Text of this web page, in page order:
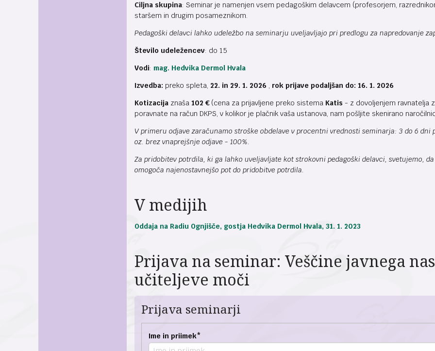
Ciljna skupina: Seminar je namenjen vsem pedagoškim delavcem (profesorjem,
staršem in drugim posameznikom.
Pedagoški delavci lahko udeležbo na seminarju uveljavljajo pri predlogu za napredovanje
Število udeležencev: do 15
Vodi: mag. Hedvika Dermol Hvala
Izvedba: preko spleta, 22. in 29. 1. 2026 , rok prijave podaljšan do: 16. 1. 2026
Kotizacija znaša102€(cena za prijavljene preko sistema Katis- z dovoljenjem ravnatelja
poravnate na račun DKPS, v kolikor je plačnik vaša ustanova, nam pošljite skenirano
V primeru odjave zaračunamo stroške obdelave v procentni vrednosti seminarja: 3 do 6
oz. brez vnaprejšnje odjave - 100%.
Za pridobitev potrdila, ki ga lahko uveljavljate kot strokovni pedagoški delavci, svetujemo,
omogoča najenostavnejšo pot do pridobitve potrdila.
V medijih
Oddaja na Radiu Ognjišče, gostja Hedvika Dermol Hvala, 31. 1. 2023
Prijava na seminar: Veščine javnega
učiteljeve moči
Prijava seminarji
Ime in priimek*